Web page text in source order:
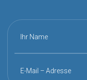
Ihr Name
E-Mail – Adresse